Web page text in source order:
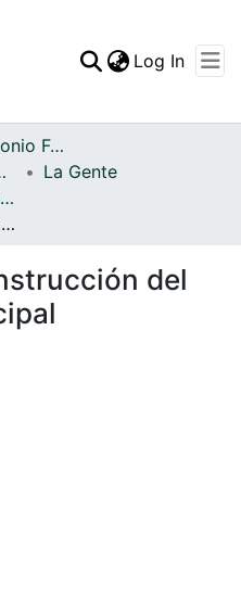
Statistics
Log In
Archivo del Patrimonio Fotográfico y Fílmico del Valle del Cauca
Valle del Cauca
La Gente
APFFVC - El Pueblo - Patrimonial
Obreros en la construcción del acueducto municipal
del